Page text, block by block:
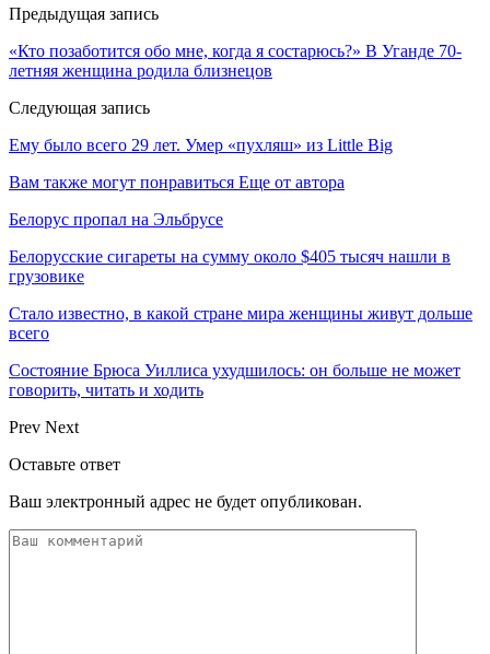
Предыдущая запись
«Кто позаботится обо мне, когда я состарюсь?» В Уганде 70-
летняя женщина родила близнецов
Следующая запись
Ему было всего 29 лет. Умер «пухляш» из Little Big
Вам также могут понравиться Еще от автора
Белорус пропал на Эльбрусе
Белорусские сигареты на сумму около $405 тысяч нашли в
грузовике
Стало известно, в какой стране мира женщины живут дольше
всего
Состояние Брюса Уиллиса ухудшилось: он больше не может
говорить, читать и ходить
Prev Next
Оставьте ответ
Ваш электронный адрес не будет опубликован.